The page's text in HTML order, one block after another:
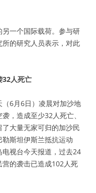
一个国际载荷。参与研
的研究人员表示，对此
32人死亡
6月6日）凌晨对加沙地
，造成至少32人死亡、
大量无家可归的加沙民
斯坦伊斯兰抵抗运动
电视台今天报道，过去24
的袭击已造成102人死